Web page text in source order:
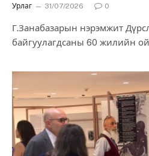
Урлаг 31/07/2026 0
Г.Занабазарын нэрэмжит
байгуулагдсаны 60 жилийн
дэлгэн…